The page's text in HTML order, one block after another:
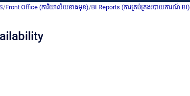
/Front Office (ការិយាល័យខាងមុខ)/BI Reports (ការគ្រប់គ្រងរបាយការណ៍ BI)